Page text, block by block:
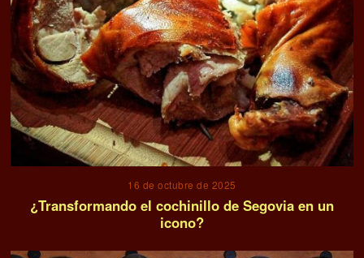
16 de octubre de 2025
¿Transformando el cochinillo de Segovia en un
icono?